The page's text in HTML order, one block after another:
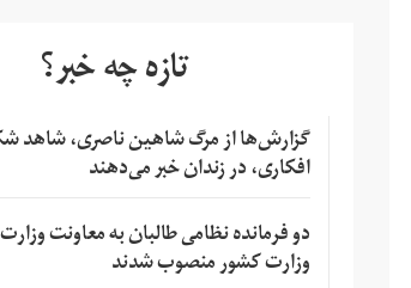
تازه چه خبر؟
گزارش‌ها از مرگ شاهین ناصری، شاهد
افکاری، در زندان خبر می‌دهند
دو فرمانده نظامی طالبان به معاونت
وزارت کشور منصوب شدند